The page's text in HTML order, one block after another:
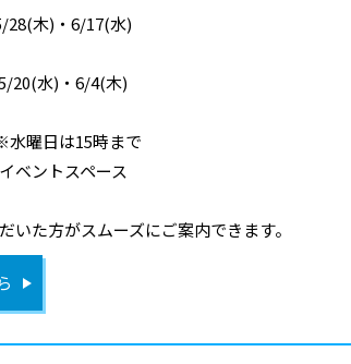
木)・6/17(水)
水)・6/4(木)
曜日は15時まで
ントスペース
いた方がスムーズにご案内できます。